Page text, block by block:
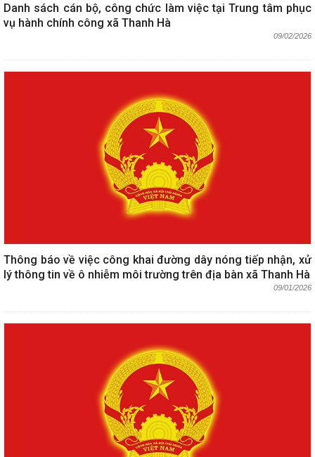
Danh sách cán bộ, công chức làm việc tại Trung tâm phục
vụ hành chính công xã Thanh Hà
09/02/2026
Thông báo về việc công khai đường dây nóng tiếp nhận, xử
lý thông tin về ô nhiễm môi trường trên địa bàn xã Thanh Hà
09/01/2026